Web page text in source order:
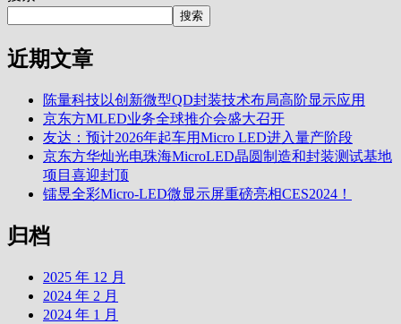
搜索
近期文章
陈量科技以创新微型QD封装技术布局高阶显示应用
京东方MLED业务全球推介会盛大召开
友达：预计2026年起车用Micro LED进入量产阶段
京东方华灿光电珠海MicroLED晶圆制造和封装测试基地
项目喜迎封顶
镭昱全彩Micro-LED微显示屏重磅亮相CES2024！
归档
2025 年 12 月
2024 年 2 月
2024 年 1 月